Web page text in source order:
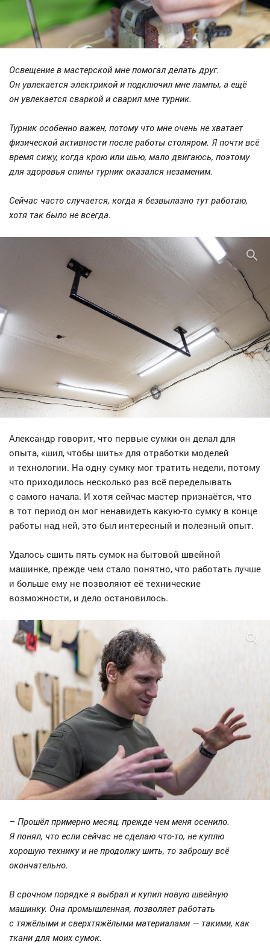
Освещение в мастерской мне помогал делать друг.
Он увлекается электрикой и подключил мне лампы, а ещё
он увлекается сваркой и сварил мне турник.
Турник особенно важен, потому что мне очень не хватает
физической активности после работы столяром. Я почти всё
время сижу, когда крою или шью, мало двигаюсь, поэтому
для здоровья спины турник оказался незаменим.
Сейчас часто случается, когда я безвылазно тут работаю,
хотя так было не всегда.
Александр говорит, что первые сумки он делал для
опыта, «шил, чтобы шить» для отработки моделей
и технологии. На одну сумку мог тратить недели, потому
что приходилось несколько раз всё переделывать
с самого начала. И хотя сейчас мастер признаётся, что
в тот период он мог ненавидеть какую-то сумку в конце
работы над ней, это был интересный и полезный опыт.
Удалось сшить пять сумок на бытовой швейной
машинке, прежде чем стало понятно, что работать лучше
и больше ему не позволяют её технические
возможности, и дело остановилось.
– Прошёл примерно месяц, прежде чем меня осенило.
Я понял, что если сейчас не сделаю что-то, не куплю
хорошую технику и не продолжу шить, то заброшу всё
окончательно.
В срочном порядке я выбрал и купил новую швейную
машинку. Она промышленная, позволяет работать
с тяжёлыми и сверхтяжёлыми материалами — такими, как
ткани для моих сумок.